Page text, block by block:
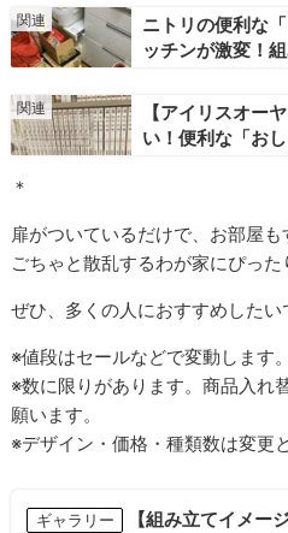
ニトリの便利な
ッチンが激変！
【アイリスオー
い！便利な「お
＊
扉がついているだけで、お部屋
ごちゃと散乱するわが家にぴった
ぜひ、多くの人におすすめしたい
※値段はセールなどで変動します。
※数に限りがあります。商品入れ
願います。
※デザイン・価格・種類数は変更
ギャラリー
【組み立てイメー